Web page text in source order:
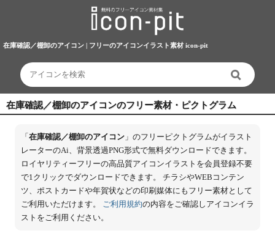
在庫確認／棚卸のアイコン | フリーのアイコンイラスト素材 icon-pit
在庫確認／棚卸のアイコンのフリー素材・ピクトグラム
「 在庫確認／棚卸のアイコン」のフリーピクトグラムがイラスト
レーターのAi、背景透過PNG形式で無料ダウンロードできます。
ロイヤリティーフリーの高品質アイコンイラストを会員登録不要
で1クリックでダウンロードできます。 チラシやWEBコンテン
ツ、ポストカードや年賀状などの印刷媒体にもフリー素材として
ご利用いただけます。 ご利用規約の内容をご確認しアイコンイラ
ストをご利用ください。